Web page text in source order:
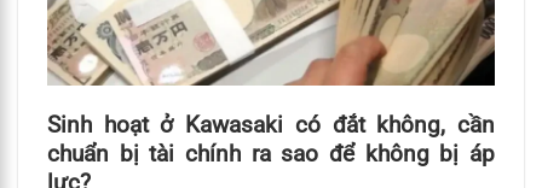
Sinh hoạt ở Kawasaki có đắt không, cần
chuẩn bị tài chính ra sao để không bị áp
lực?